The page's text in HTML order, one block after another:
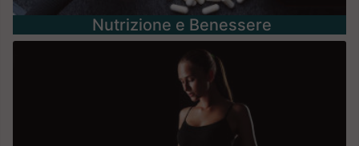
Nutrizione e Benessere